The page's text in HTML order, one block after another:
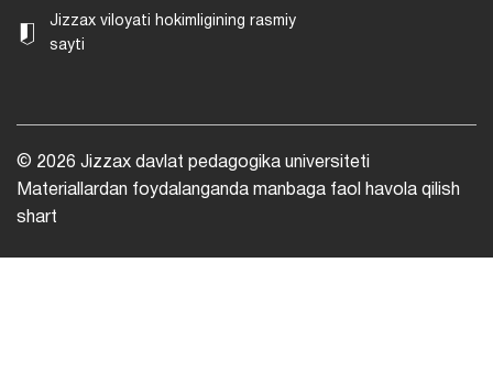
Jizzax viloyati hokimligining rasmiy
sayti
© 2026 Jizzax davlat pedagogika universiteti
Materiallardan foydalanganda manbaga faol havola qilish
shart